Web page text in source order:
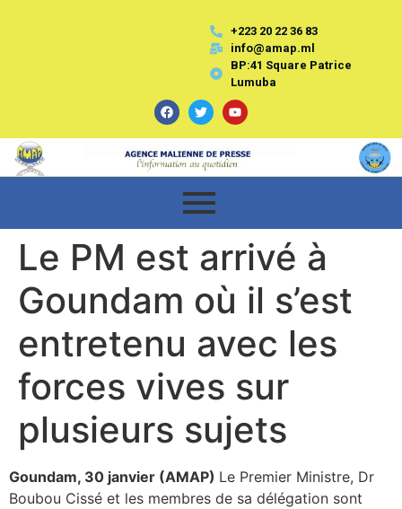
+223 20 22 36 83
info@amap.ml
BP:41 Square Patrice
Lumuba
Le PM est arrivé à
Goundam où il s’est
entretenu avec les
forces vives sur
plusieurs sujets
Goundam, 30 janvier (AMAP) Le Premier Ministre, Dr
Boubou Cissé et les membres de sa délégation sont